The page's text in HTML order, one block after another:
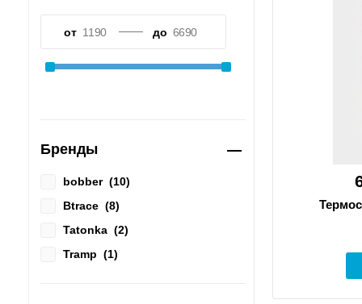
от до
Бренды
bobber(10)
Btrace (8)
Tatonka (2)
Tramp (1)